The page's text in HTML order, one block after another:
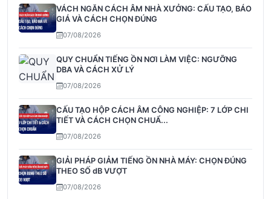
VÁCH NGĂN CÁCH ÂM NHÀ XƯỞNG: CẤU TẠO, BÁO
GIÁ VÀ CÁCH CHỌN ĐÚNG
07/08/2026
QUY CHUẨN TIẾNG ỒN NƠI LÀM VIỆC: NGƯỠNG
DBA VÀ CÁCH XỬ LÝ
07/08/2026
CẤU TẠO HỘP CÁCH ÂM CÔNG NGHIỆP: 7 LỚP CHI
TIẾT VÀ CÁCH CHỌN CHUẨ...
07/08/2026
GIẢI PHÁP GIẢM TIẾNG ỒN NHÀ MÁY: CHỌN ĐÚNG
THEO SỐ dB VƯỢT
07/08/2026